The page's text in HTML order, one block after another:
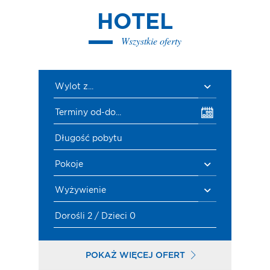
HOTEL
Wszystkie oferty
Wylot z...
Terminy od-do...
Długość pobytu
Pokoje
Wyżywienie
Dorośli 2 / Dzieci 0
POKAŻ WIĘCEJ OFERT